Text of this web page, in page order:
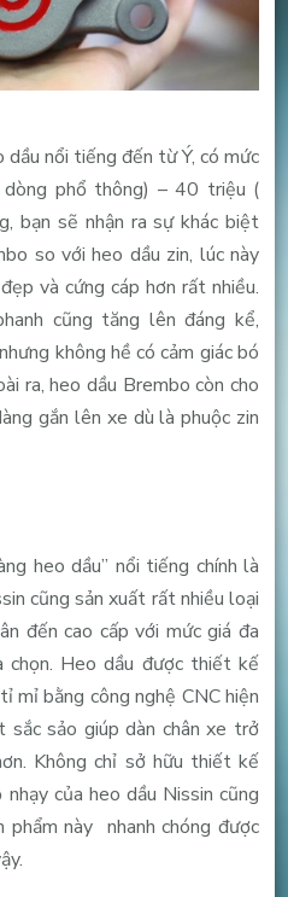
nổi tiếng đến từ Ý, có mức
phổ thông) – 40 triệu (
bạn sẽ nhận ra sự khác biệt
so với heo dầu zin, lúc này
và cứng cáp hơn rất nhiều.
cũng tăng lên đáng kể,
không hề có cảm giác bó
ra, heo dầu Brembo còn cho
gắn lên xe dù là phuộc zin
heo dầu” nổi tiếng chính là
cũng sản xuất rất nhiều loại
đến cao cấp với mức giá đa
chọn. Heo dầu được thiết kế
mỉ bằng công nghệ CNC hiện
sắc sảo giúp dàn chân xe trở
Không chỉ sở hữu thiết kế
của heo dầu Nissin cũng
phẩm này nhanh chóng được